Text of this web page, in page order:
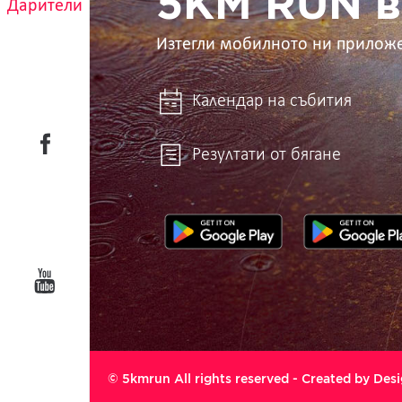
Дарители
Изтегли мобилното ни
Календар на събития
Резултати от бягане
© 5kmrun All rights reserved - Created by